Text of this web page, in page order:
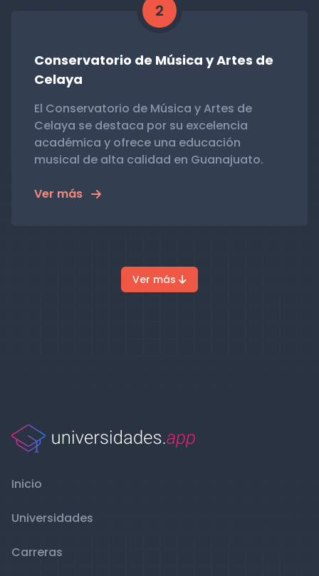
2
Conservatorio de Música y Artes de
Celaya
El Conservatorio de Música y Artes de
Celaya se destaca por su excelencia
académica y ofrece una educación
musical de alta calidad en Guanajuato.
Ver más
Ver más
Inicio
Universidades
Carreras